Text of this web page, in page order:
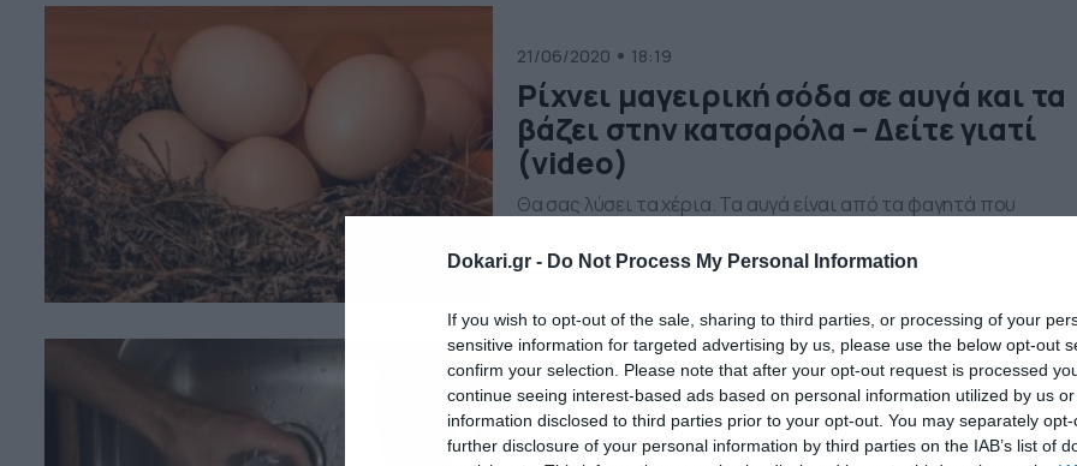
Dokari.gr - Do Not Process My Personal Information
If you wish to opt-out of the sale, sharing to third parties, or processing of your
sensitive information for targeted advertising by us, please use the below opt-out
confirm your selection. Please note that after your opt-out request is processed
continue seeing interest-based ads based on personal information utilized by us
information disclosed to third parties prior to your opt-out. You may separately
further disclosure of your personal information by third parties on the IAB’s list of
21/06/2020 18:19
Ρίχνει μαγειρική σόδα σε αυγά και τα
βάζει στην κατσαρόλα – Δείτε γιατί
(video)
Θα σας λύσει τα χέρια. Τα αυγά είναι από τα φαγητά που
προσφέρει και σημαντικά οφέλη στον ανθρώπινο οργανισμό.
Υπάρχει όμως ένα σημαντικό πρόβλημα όταν θέλουμε να τα
διακοπές με τα πιο οικονομικά πακέτα. Το κόλπο που […]
17/06/2020 07:27
Βράζει αυγό και το βάζει σε ποτήρι –